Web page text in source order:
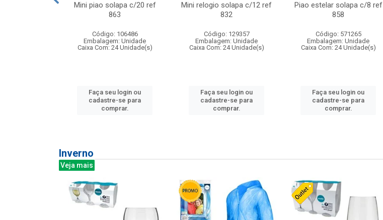
Mini piao solapa c/20 ref
863
Código: 106486
Embalagem: Unidade
Caixa Com: 24 Unidade(s)
Faça seu login ou
cadastre-se para
comprar.
Mini relogio solapa c/12 ref
832
Código: 129357
Embalagem: Unidade
Caixa Com: 24 Unidade(s)
Faça seu login ou
cadastre-se para
comprar.
Piao estelar solapa c/8 ref
858
Código: 571265
Embalagem: Unidade
Caixa Com: 24 Unidade(s)
Faça seu login ou
cadastre-se para
comprar.
Inverno
Veja mais